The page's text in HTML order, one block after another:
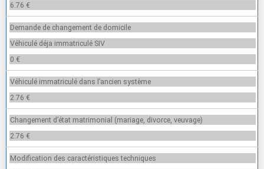
6.76 €
Demande de changement de domicile
Véhiculé déja immatriculé SIV
0 €
Véhiculé immatriculé dans l’ancien système
2.76 €
Changement d’état matrimonial (mariage, divorce, veuvage)
2.76 €
Modification des caractéristiques techniques